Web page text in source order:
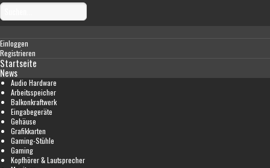
Einloggen
Registrieren
Startseite
News
Audio Hardware
Arbeitsspeicher
Balkonkraftwerk
Eingabegeräte
Gehäuse
Grafikkarten
Gaming-Stühle
Gaming
Kopfhörer & Lautsprecher